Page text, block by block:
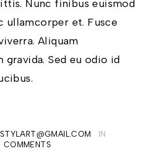
Nunc finibus euismod
ullamcorper et. Fusce
Aliquam
Sed eu odio id
IN
COMMENTS